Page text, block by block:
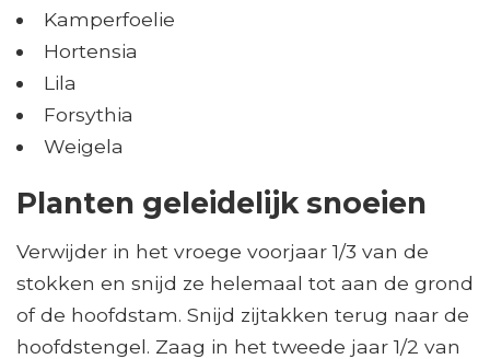
Kamperfoelie
Hortensia
Lila
Forsythia
Weigela
Planten geleidelijk snoeien
Verwijder in het vroege voorjaar 1/3 van de
stokken en snijd ze helemaal tot aan de grond
of de hoofdstam. Snijd zijtakken terug naar de
hoofdstengel. Zaag in het tweede jaar 1/2 van